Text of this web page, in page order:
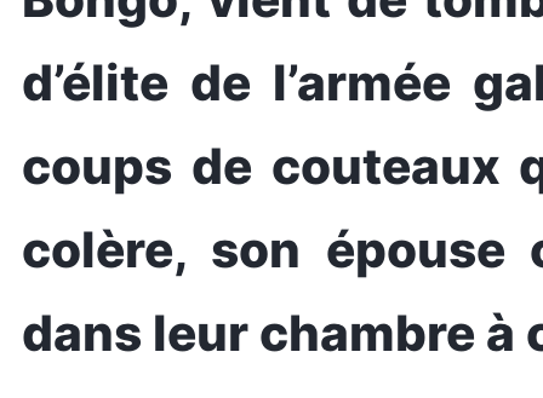
d’élite de l’armée
coups de couteaux
colère, son
dans leur chambre à